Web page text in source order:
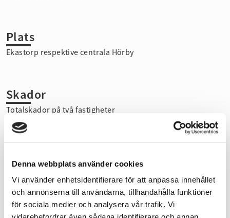
Denna webbplats använder cookies
Vi använder enhetsidentifierare för att anpassa innehållet
och annonserna till användarna, tillhandahålla funktioner
för sociala medier och analysera vår trafik. Vi
Plats
Ekastorp respektive centrala Hörby
Skador
Totalskador på två fastigheter
Ett flertal enheter från räddningsledningsområdet
Räddningstjänstens insats